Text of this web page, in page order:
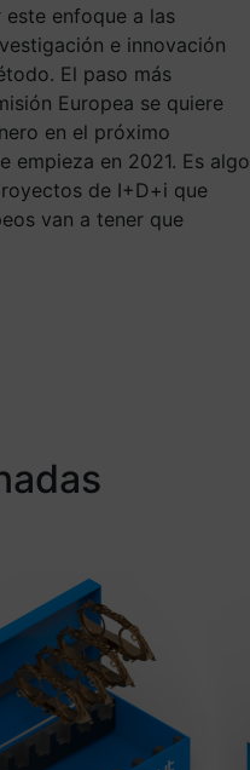
enfoque a las
e innovación
El paso más
Europea se quiere
en el próximo
empieza en 2021. Es algo
de I+D+i que
van a tener que